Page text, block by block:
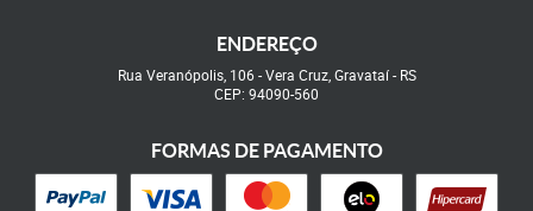
ENDEREÇO
Rua Veranópolis, 106 -Vera Cruz, Gravataí- RS
CEP: 94090-560
FORMAS DE PAGAMENTO